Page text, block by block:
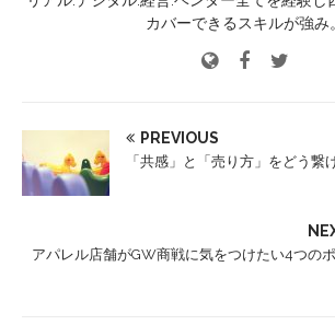
カバーできるスキルが強み。
PREVIOUS
「共感」と「売り方」をどう繋
アパレル店舗がGW商戦に気をつけたい4つの